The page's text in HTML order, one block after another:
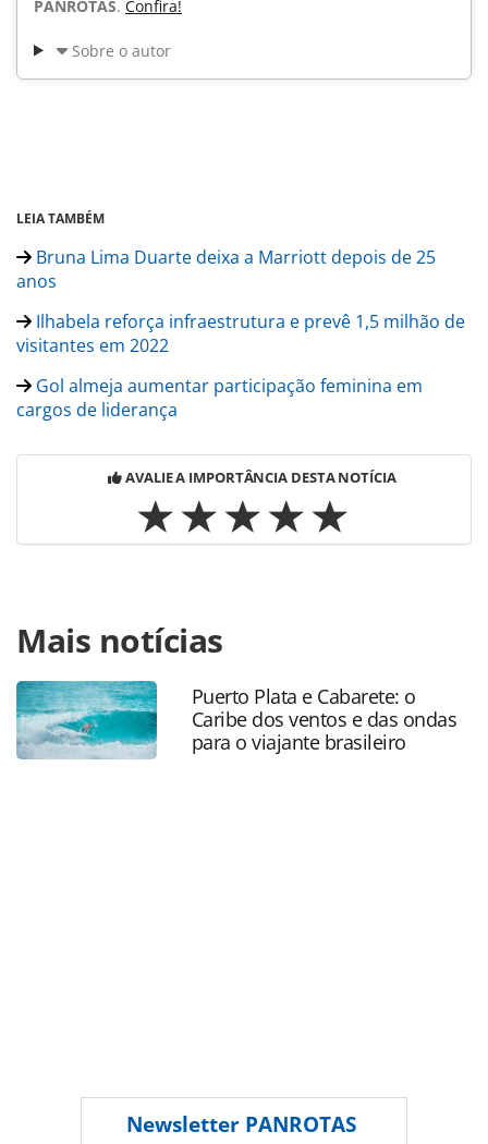
PANROTAS. Confira!
Sobre o autor
LEIA TAMBÉM
Bruna Lima Duarte deixa a Marriott depois de 25
anos
Ilhabela reforça infraestrutura e prevê 1,5 milhão de
visitantes em 2022
Gol almeja aumentar participação feminina em
cargos de liderança
AVALIE A IMPORTÂNCIA DESTA NOTÍCIA
https://www.panrotas.com.br/aviacao/novas-
rotas/2022/04/gol-inicia-vendas-do-voo-de-guarulhos-a-
santa-maria-rs_188577.html ou as ferramentas oferecidas
na página. Todo o conteúdo produzido pela PANROTAS
Editora é protegido pela legislação brasileira sobre direito
autoral. Não reproduza o conteúdo sem autorização da
Mais notícias
Puerto Plata e Cabarete: o
Caribe dos ventos e das ondas
para o viajante brasileiro
Newsletter PANROTAS